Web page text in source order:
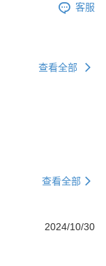
客服
查看全部
查看全部
2024/10/30